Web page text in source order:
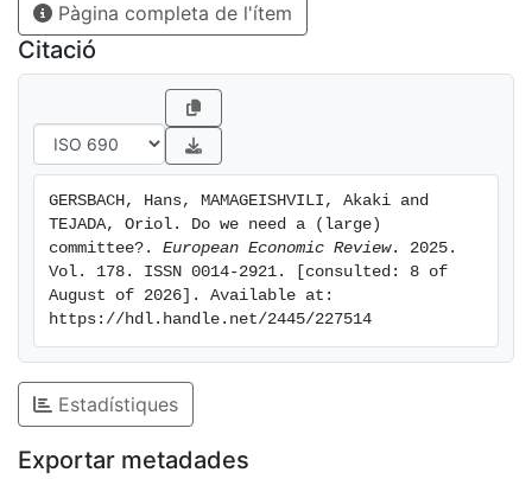
which case no committee is needed at all. If
information acquisition costs increase slowly for small
values of information, but the magnitude of such costs
is large, the optimal committee might comprise many
members. Our results add a rationale for the
widespread use of small committees for decision-
Pàgina completa de l'ítem
Citació
GERSBACH, Hans, MAMAGEISHVILI, Akaki and
TEJADA, Oriol. Do we need a (large)
committee?. European Economic Review. 2025.
Vol. 178. ISSN 0014-2921. [consulted: 8 of
August of 2026]. Available at:
https://hdl.handle.net/2445/227514
Estadístiques
Exportar metadades